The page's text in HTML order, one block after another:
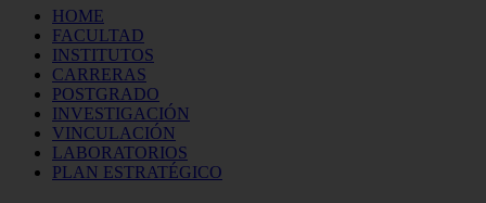
HOME
FACULTAD
INSTITUTOS
CARRERAS
POSTGRADO
INVESTIGACIÓN
VINCULACIÓN
LABORATORIOS
PLAN ESTRATÉGICO